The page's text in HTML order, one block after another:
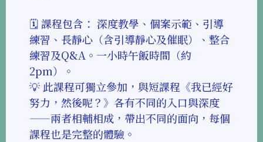
🗓 課程包含： 深度教學、個案示範、引導
練習、長靜心（含引導靜心及催眠）、整合
練習及Q&A。一小時午飯時間（約
2pm）。
💡 此課程可獨立參加，與短課程《我已經好
努力，然後呢？》各有不同的入口與深度
——兩者相輔相成，帶出不同的面向，每個
課程也是完整的體驗。